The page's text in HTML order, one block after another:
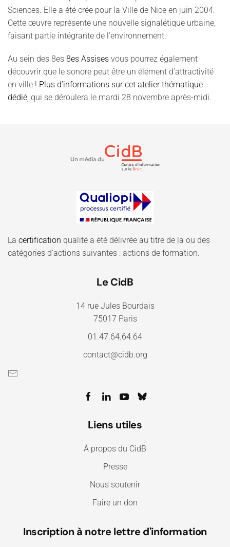
Sciences. Elle a été crée pour la Ville de Nice en juin 2004.
Cette œuvre représente une nouvelle signalétique urbaine,
faisant partie intégrante de l’environnement.
Au sein des 8es 8es Assises vous pourrez également
découvrir que le sonore peut être un élément d’attractivité
en ville ! Plus d’informations sur cet atelier thématique
dédié, qui se déroulera le mardi 28 novembre après-midi.
La certification qualité a été délivrée au titre de la ou des
catégories d'actions suivantes : actions de formation.
Le CidB
14 rue Jules Bourdais
75017 Paris
01.47.64.64.64
contact@cidb.org
Liens utiles
À propos du CidB
Presse
Nous soutenir
Faire un don
Inscription à notre lettre d'information